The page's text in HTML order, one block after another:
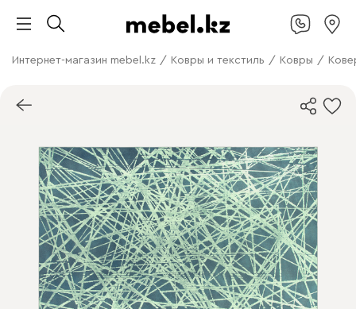
Интернет-магазин mebel.kz / Ковры и текстиль / Ковры /